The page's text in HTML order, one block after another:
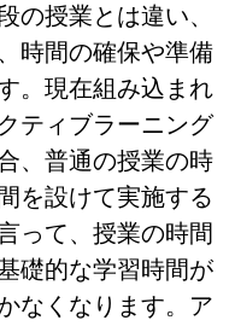
の授業とは違い、
時間の確保や準備
。現在組み込まれ
ティブラーニング
、普通の授業の時
を設けて実施する
って、授業の時間
礎的な学習時間が
なくなります。ア